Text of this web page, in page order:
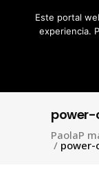
for:
PaolaP
/ power-
Este portal
experiencia.